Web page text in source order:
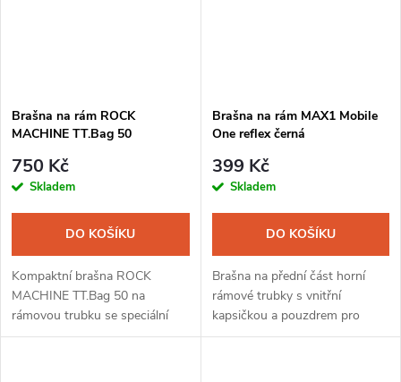
Brašna na rám ROCK
MACHINE TT.Bag 50
750 Kč
Skladem
DO KOŠÍKU
Kompaktní brašna ROCK
MACHINE TT.Bag 50 na
rámovou trubku se speciální
voděodolnou úpravou včetně
Brašna na rám MAX1 Mobile
One reflex černá
399 Kč
Skladem
DO KOŠÍKU
Brašna na přední část horní
rámové trubky s vnitřní
kapsičkou a pouzdrem pro
telefon. Průhledná folie